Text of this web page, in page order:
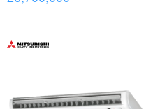
W5/RCN-E-E3